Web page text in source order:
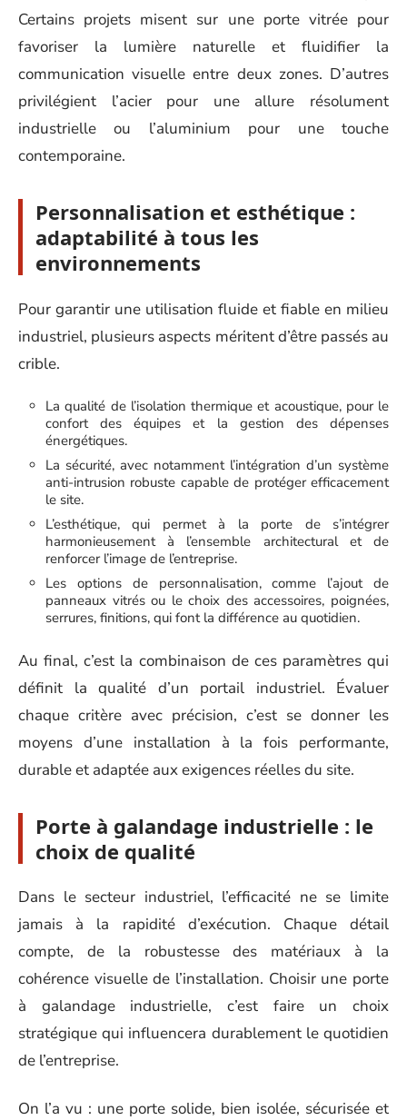
Certains projets misent sur une porte vitrée pour
favoriser la lumière naturelle et fluidifier la
communication visuelle entre deux zones. D’autres
privilégient l’acier pour une allure résolument
industrielle ou l’aluminium pour une touche
contemporaine.
Personnalisation et esthétique :
adaptabilité à tous les
environnements
Pour garantir une utilisation fluide et fiable en milieu
industriel, plusieurs aspects méritent d’être passés au
crible.
La qualité de l’isolation thermique et acoustique, pour le
confort des équipes et la gestion des dépenses
énergétiques.
La sécurité, avec notamment l’intégration d’un système
anti-intrusion robuste capable de protéger efficacement
le site.
L’esthétique, qui permet à la porte de s’intégrer
harmonieusement à l’ensemble architectural et de
renforcer l’image de l’entreprise.
Les options de personnalisation, comme l’ajout de
panneaux vitrés ou le choix des accessoires, poignées,
serrures, finitions, qui font la différence au quotidien.
Au final, c’est la combinaison de ces paramètres qui
définit la qualité d’un portail industriel. Évaluer
chaque critère avec précision, c’est se donner les
moyens d’une installation à la fois performante,
durable et adaptée aux exigences réelles du site.
Porte à galandage industrielle : le
choix de qualité
Dans le secteur industriel, l’efficacité ne se limite
jamais à la rapidité d’exécution. Chaque détail
compte, de la robustesse des matériaux à la
cohérence visuelle de l’installation. Choisir une porte
à galandage industrielle, c’est faire un choix
stratégique qui influencera durablement le quotidien
de l’entreprise.
On l’a vu : une porte solide, bien isolée, sécurisée et